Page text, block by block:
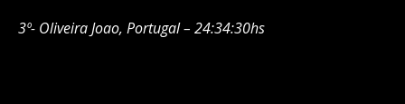
3º- Oliveira Joao, Portugal – 24:34:30hs